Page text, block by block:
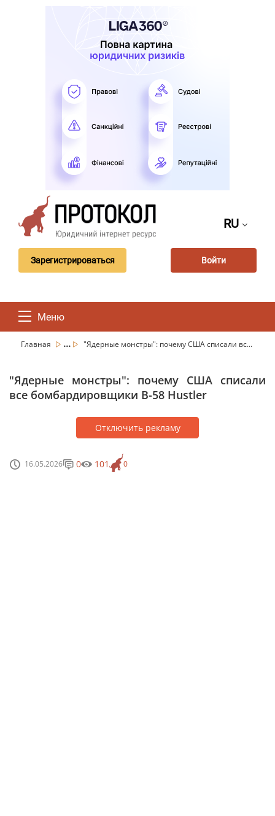
RU
Зарегистрироваться Войти
Меню
Главная ... "Ядерные монстры": почему США списали вс...
"Ядерные монстры": почему США списали
все бомбардировщики B-58 Hustler
Отключить рекламу
16.05.2026 0
0 101